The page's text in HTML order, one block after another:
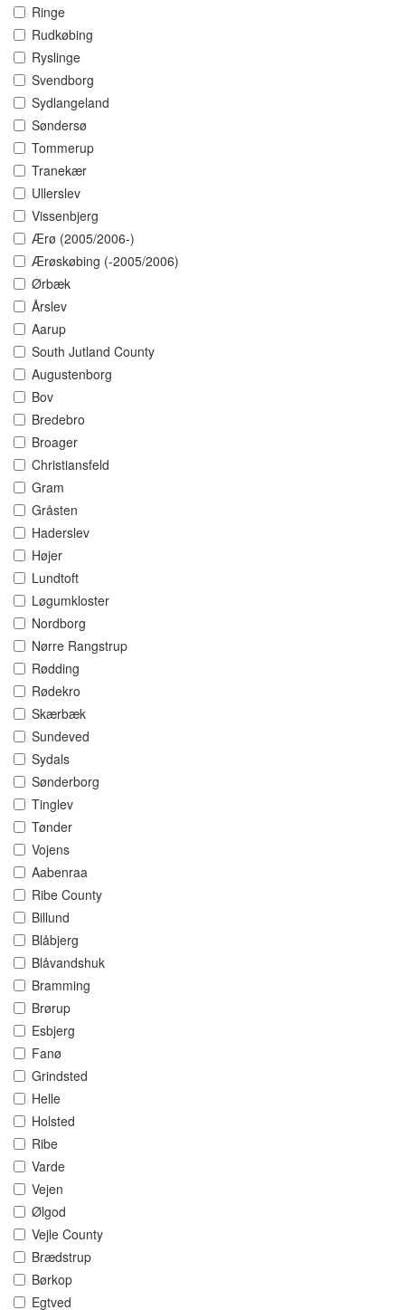
Ringe
Rudkøbing
Ryslinge
Svendborg
Sydlangeland
Søndersø
Tommerup
Tranekær
Ullerslev
Vissenbjerg
Ærø (2005/2006-)
Ærøskøbing (-2005/2006)
Ørbæk
Årslev
Aarup
South Jutland County
Augustenborg
Bov
Bredebro
Broager
Christiansfeld
Gram
Gråsten
Haderslev
Højer
Lundtoft
Løgumkloster
Nordborg
Nørre Rangstrup
Rødding
Rødekro
Skærbæk
Sundeved
Sydals
Sønderborg
Tinglev
Tønder
Vojens
Aabenraa
Ribe County
Billund
Blåbjerg
Blåvandshuk
Bramming
Brørup
Esbjerg
Fanø
Grindsted
Helle
Holsted
Ribe
Varde
Vejen
Ølgod
Vejle County
Brædstrup
Børkop
Egtved